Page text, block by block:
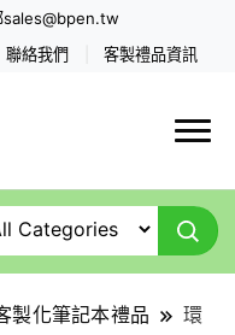
sales@bpen.tw
聯絡我們 客製禮品資訊
製化筆記本禮品
環